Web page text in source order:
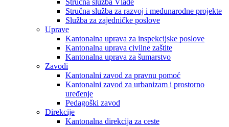
Stručna služba Vlade
Stručna služba za razvoj i međunarodne projekte
Služba za zajedničke poslove
Uprave
Kantonalna uprava za inspekcijske poslove
Kantonalna uprava civilne zaštite
Kantonalna uprava za šumarstvo
Zavodi
Kantonalni zavod za pravnu pomoć
Kantonalni zavod za urbanizam i prostorno
uređenje
Pedagoški zavod
Direkcije
Kantonalna direkcija za ceste